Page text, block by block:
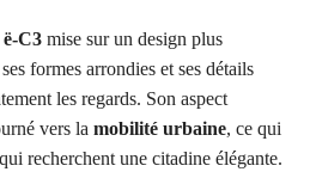
C3 mise sur un design plus
formes arrondies et ses détails
les regards. Son aspect
vers la mobilité urbaine, ce qui
recherchent une citadine élégante.